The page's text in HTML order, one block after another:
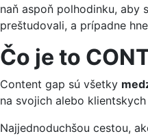
naň aspoň polhodinku, aby
preštudovali, a prípadne
Čo je to
Content gap sú všetky
na svojich alebo
Najjednoduchšou cestou,